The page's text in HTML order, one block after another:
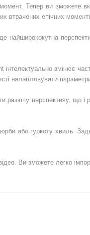
Тепер ви зможете
втрачених епічних
змінює
налаштовувати
разючу перспективу, що
або гуркоту хвиль.
Ви зможете легко